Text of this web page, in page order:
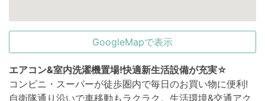
GoogleMapで表示
エアコン&室内洗濯機置場!快適新生活設備が充実☆
コンビニ・スーパーが徒歩圏内で毎日のお買い物に便利!
自衛隊通り沿いで車移動もラクラク。生活環境&交通アク